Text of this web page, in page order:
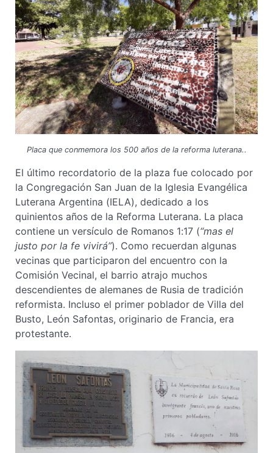
Placa que conmemora los 500 años de la reforma luterana..
El último recordatorio de la plaza fue colocado por
la Congregación San Juan de la Iglesia Evangélica
Luterana Argentina (IELA), dedicado a los
quinientos años de la Reforma Luterana. La placa
contiene un versículo de Romanos 1:17 (“mas el
justo por la fe vivirá”). Como recuerdan algunas
vecinas que participaron del encuentro con la
Comisión Vecinal, el barrio atrajo muchos
descendientes de alemanes de Rusia de tradición
reformista. Incluso el primer poblador de Villa del
Busto, León Safontas, originario de Francia, era
protestante.